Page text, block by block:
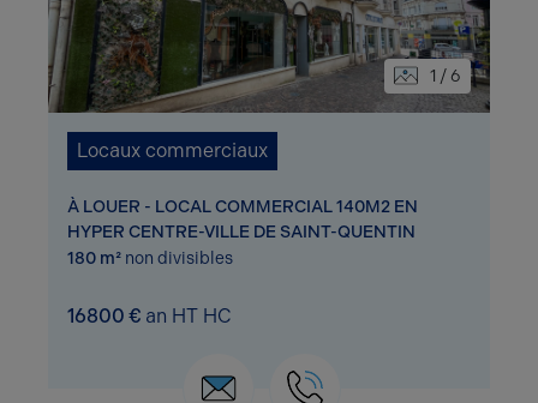
1 / 6
Locaux commerciaux
À LOUER - LOCAL COMMERCIAL 140M2 EN
HYPER CENTRE-VILLE DE SAINT-QUENTIN
180 m² non divisibles
16800 € an HT HC